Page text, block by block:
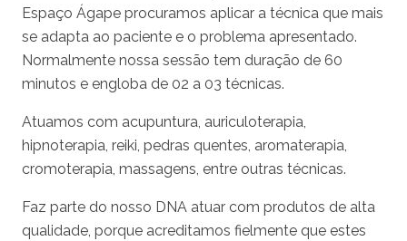
Espaço Ágape procuramos aplicar a técnica que mais
se adapta ao paciente e o problema apresentado.
Normalmente nossa sessão tem duração de 60
minutos e engloba de 02 a 03 técnicas.
Atuamos com acupuntura, auriculoterapia,
hipnoterapia, reiki, pedras quentes, aromaterapia,
cromoterapia, massagens, entre outras técnicas.
Faz parte do nosso DNA atuar com produtos de alta
qualidade, porque acreditamos fielmente que estes